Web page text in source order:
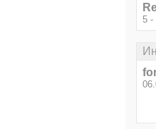
5 -